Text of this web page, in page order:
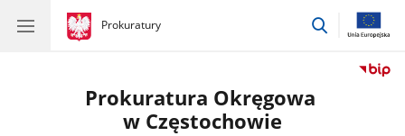
gov.pl
Prokuratury
gov.pl
Prokuratury
przejdź
Prokuratura Okręgowa
w Częstochowie